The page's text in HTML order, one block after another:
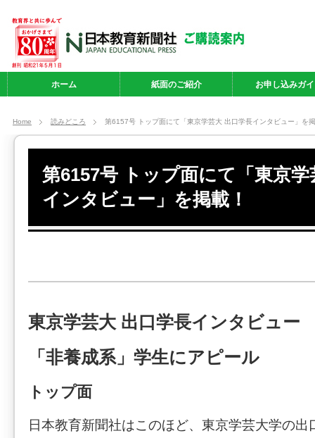
ホーム 紙面のご紹介 お申し込みガ
Home 読みどころ 第6157号 トップ面にて「東京学芸大 出口学長インタビュー」を
第6157号 トップ面にて「東京学
インタビュー」を掲載！
東京学芸大 出口学長インタビュー
「非養成系」学生にアピール
トップ面
日本教育新聞社はこのほど、東京学芸大学の出